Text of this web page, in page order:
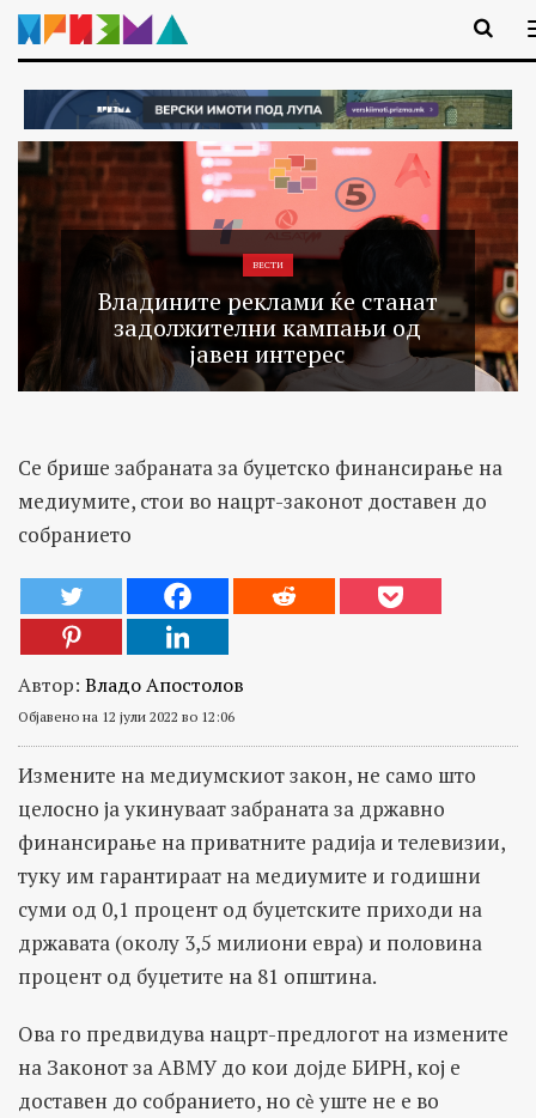
ВЕСТИ
Владините реклами ќе станат
задолжителни кампањи од
јавен интерес
Се брише забраната за буџетско финансирање на
медиумите, стои во нацрт-законот доставен до
собранието
Автор: Владо Апостолов
Објавено на 12 јули 2022 во 12:06
Измените на медиумскиот закон, не само што
целосно ја укинуваат забраната за државно
финансирање на приватните радија и телевизии,
туку им гарантираат на медиумите и годишни
суми од 0,1 процент од буџетските приходи на
државата (околу 3,5 милиони евра) и половина
процент од буџетите на 81 општина.
Ова го предвидува нацрт-предлогот на измените
на Законот за АВМУ до кои дојде БИРН, кој е
доставен до собранието, но сѐ уште не е во